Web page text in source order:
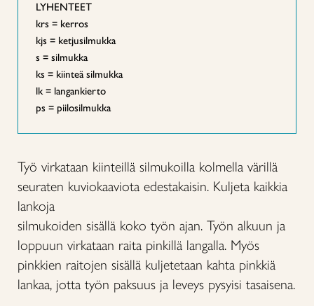
LYHENTEET
krs = kerros
kjs = ketjusilmukka
s = silmukka
ks = kiinteä silmukka
lk = langankierto
ps = piilosilmukka
Työ virkataan kiinteillä silmukoilla kolmella värillä
seuraten kuviokaaviota edestakaisin. Kuljeta kaikkia
lankoja
silmukoiden sisällä koko työn ajan. Työn alkuun ja
loppuun virkataan raita pinkillä langalla. Myös
pinkkien raitojen sisällä kuljetetaan kahta pinkkiä
lankaa, jotta työn paksuus ja leveys pysyisi tasaisena.